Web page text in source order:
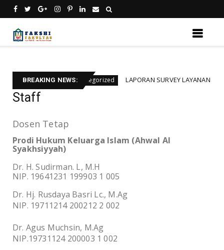
BREAKING NEWS:
ISLAM Uncategorized LAPORAN SURVEY LAYANAN
Staff
Dosen Tetap
Prodi Hukum Keluarga Islam (Ahwal Al
Syakhsiyyah)
Dr. H. Sudirman. L, M.H
NIP. 19641231 199903 1 005
Dr. Hj. Rusdaya Basri Lc., M.Ag
NIP. 19711214 200212 2 002
Dr. Agus Muchsin, M.Ag
NIP.19731124 200003 1 002